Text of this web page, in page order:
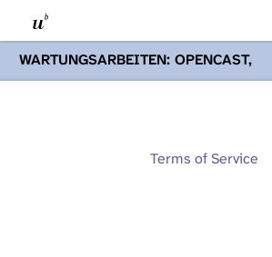
WARTUNGSARBEITEN: OPENCAST,
PODCASTS & TOBIRA
Mi 19. August
Opencast-Videos und Tobira nicht zur
Terms of Service